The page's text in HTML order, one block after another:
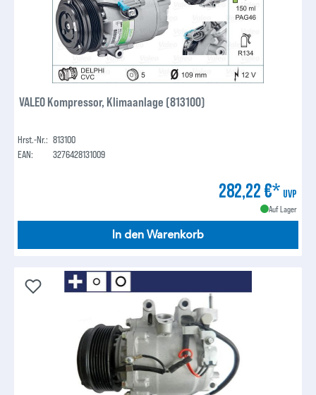
VALEO Kompressor, Klimaanlage (813100)
Hrst.-Nr.: 813100
EAN:
3276428131009
282,22 €* UVP
Auf Lager
In den Warenkorb